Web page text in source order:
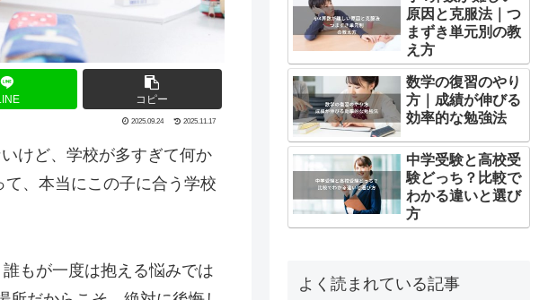
コピー
2025.09.24 2025.11.17
けど、学校が多すぎて何か
、本当にこの子に合う学校
もが一度は抱える悩みでは
原因と克服法｜つ
まずき単元別の教
え方
数学の復習のやり
方｜成績が伸びる
効率的な勉強法
中学受験と高校受
験どっち？比較で
わかる違いと選び
方
よく読まれている記事